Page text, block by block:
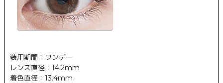
装用期間：ワンデー
レンズ直径：14.2mm
着色直径：13.4mm